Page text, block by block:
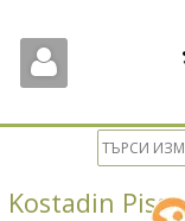
Kostadin